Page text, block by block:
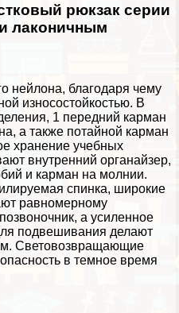
рюкзак серии
лаконичным
нейлона, благодаря чему
износостойкостью. В
1 передний карман
а также потайной карман
хранение учебных
внутренний органайзер,
и карман на молнии.
спинка, широкие
равномерному
а усиленное
подвешивания делают
Световозвращающие
в темное время